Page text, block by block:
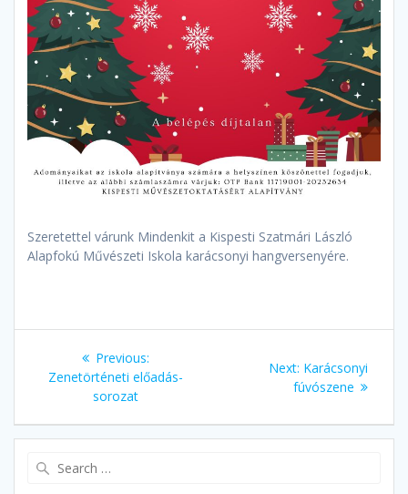
Szeretettel várunk Mindenkit a Kispesti Szatmári László
Alapfokú Művészeti Iskola karácsonyi hangversenyére.
Bejegyzés
navigáció
Previous:Previous
post:
Zenetörténeti előadás-
sorozat
Next: Next
post:
Karácsonyi
fúvószene